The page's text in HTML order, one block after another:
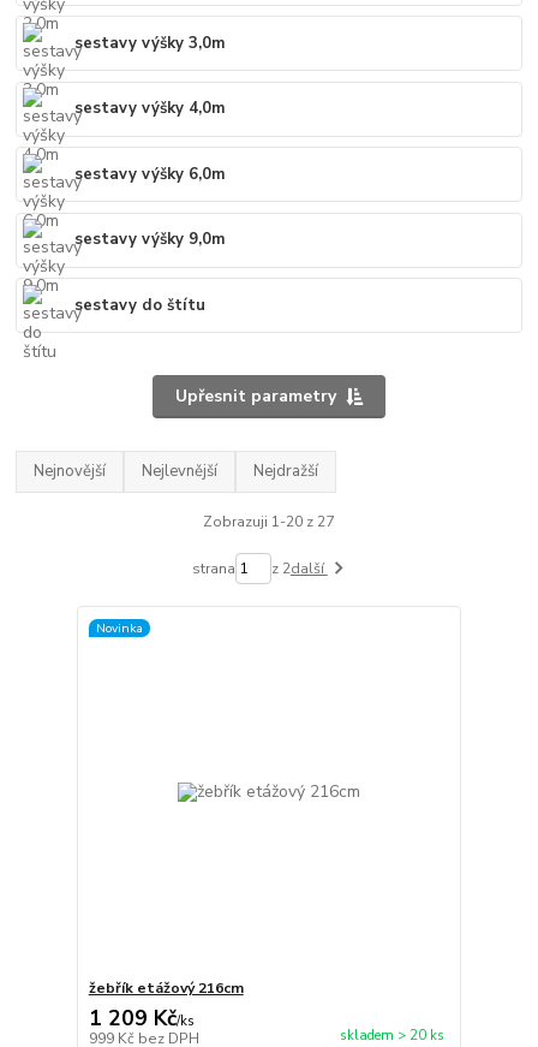
sestavy výšky 3,0m
sestavy výšky 4,0m
sestavy výšky 6,0m
sestavy výšky 9,0m
sestavy do štítu
Upřesnit parametry
Nejnovější Nejlevnější Nejdražší
Zobrazuji 1-20 z 27
strana z 2další
Novinka
žebřík etážový 216cm
1 209 Kč/ks
999 Kč bez DPH skladem > 20 ks